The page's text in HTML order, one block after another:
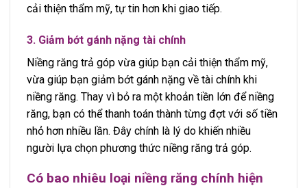
cải thiện thẩm mỹ, tự tin hơn khi giao tiếp.
3. Giảm bớt gánh nặng tài chính
Niềng răng trả góp vừa giúp bạn cải thiện thẩm mỹ,
vừa giúp bạn giảm bớt gánh nặng về tài chính khi
niềng răng. Thay vì bỏ ra một khoản tiền lớn để niềng
răng, bạn có thể thanh toán thành từng đợt với số tiền
nhỏ hơn nhiều lần. Đây chính là lý do khiến nhiều
người lựa chọn phương thức niềng răng trả góp.
Có bao nhiêu loại niềng răng chính hiện